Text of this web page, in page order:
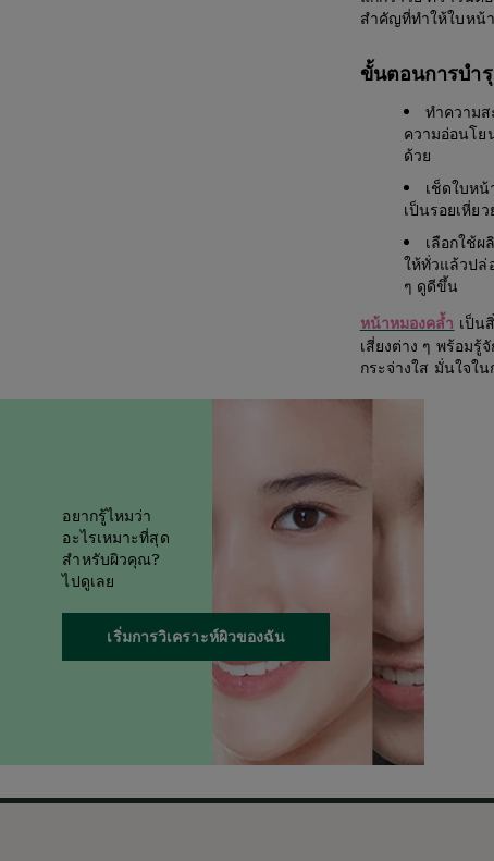
สำคัญที่ทำให้ใบหน้
ขั้นตอนการบำ
ทำความ
ความอ่อนโย
ด้วย
เช็ดใบห
เป็นรอยเหี่ย
เลือกใช้
ให้ทั่วแล้วปล่
ๆ ดูดีขึ้น
หน้าหมองคล้ำ เป็น
เสี่ยงต่าง ๆ พร้อม
กระจ่างใส มั่นใจใ
อยากรู้ไหมว่า
อะไรเหมาะที่สุด
สำหรับผิวคุณ?
ไปดูเลย
เริ่มการวิเคราะห์ผิวของฉัน